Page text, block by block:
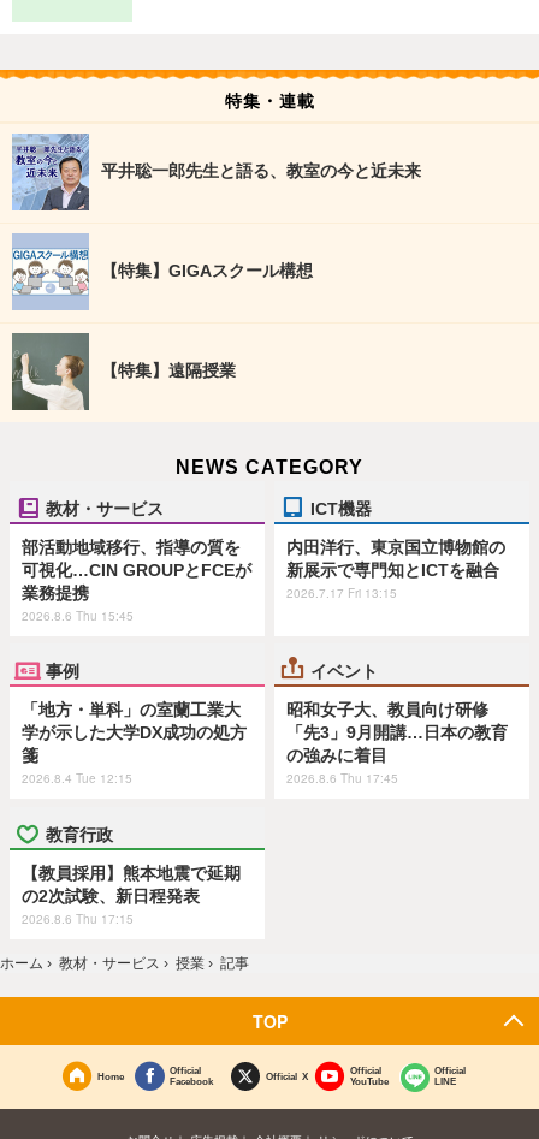
特集・連載
平井聡一郎先生と語る、教室の今と近未来
【特集】GIGAスクール構想
【特集】遠隔授業
NEWS CATEGORY
教材・サービス
部活動地域移行、指導の質を
可視化…CIN GROUPとFCEが
業務提携
2026.8.6 Thu 15:45
ICT機器
内田洋行、東京国立博物館の
新展示で専門知とICTを融合
2026.7.17 Fri 13:15
事例
「地方・単科」の室蘭工業大
学が示した大学DX成功の処方
箋
2026.8.4 Tue 12:15
イベント
昭和女子大、教員向け研修
「先3」9月開講…日本の教育
の強みに着目
2026.8.6 Thu 17:45
教育行政
【教員採用】熊本地震で延期
の2次試験、新日程発表
2026.8.6 Thu 17:15
ホーム › 教材・サービス › 授業 › 記事
TOP
Home
Official
Facebook
Official X
Official
YouTube
Official
LINE